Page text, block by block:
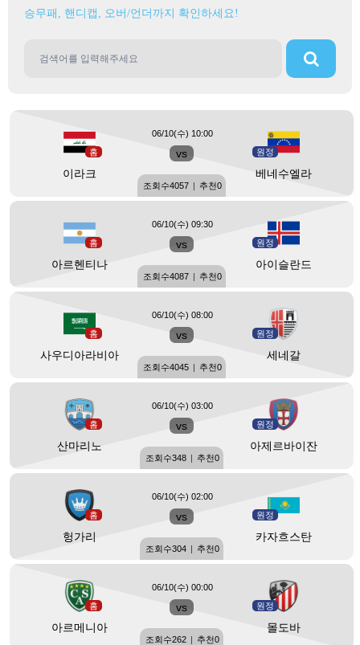
승무패, 핸디캡, 오버/언더까지 확인하세요!
홈
이라크
vs 원정
베네수엘라
06/10(수) 10:00
조회수4057 | 추천0
홈
아르헨티나
vs 원정
아이슬란드
06/10(수) 09:30
조회수4087 | 추천0
홈
사우디아라비아
vs 원정
세네갈
06/10(수) 08:00
조회수4045 | 추천0
홈
산마리노
vs 원정
아제르바이잔
06/10(수) 03:00
조회수348 | 추천0
홈
헝가리
vs 원정
카자흐스탄
06/10(수) 02:00
조회수304 | 추천0
홈
아르메니아
vs 원정
몰도바
06/10(수) 00:00
조회수262 | 추천0